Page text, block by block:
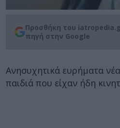
Προσθήκη του
πηγή στην Google
Ανησυχητικά ευρήματα
παιδιά που είχαν ήδη